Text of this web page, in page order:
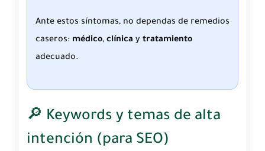
Ante estos síntomas, no dependas de remedios
caseros: médico, clínica y tratamiento
adecuado.
🔎 Keywords y temas de alta
intención (para SEO)